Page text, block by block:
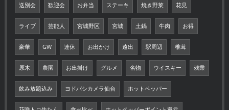
送別会 歓迎会 お弁当 ステーキ 焼き野菜 花見
ライブ 芸能人 宮城野区 宮城 土鍋 牛肉 お得
豪華 GW 連休 お出かけ 遠出 駅周辺 椎茸
原木 農園 お出掛け グルメ 名物 ウイスキー 残業
飲み放題込み ヨドバシカメラ仙台 ホットペッパー